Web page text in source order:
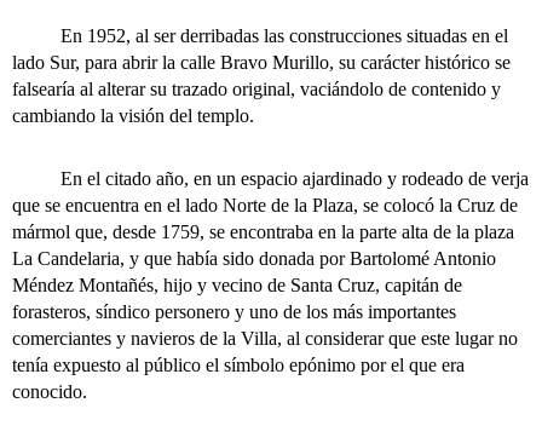
En 1952, al ser derribadas las construcciones situadas en el
lado Sur, para abrir la calle Bravo Murillo, su carácter histórico se
falsearía al alterar su trazado original, vaciándolo de contenido y
cambiando la visión del templo.
En el citado año, en un espacio ajardinado y rodeado de verja
que se encuentra en el lado Norte de la Plaza, se colocó la Cruz de
mármol que, desde 1759, se encontraba en la parte alta de la plaza
La Candelaria, y que había sido donada por Bartolomé Antonio
Méndez Montañés, hijo y vecino de Santa Cruz, capitán de
forasteros, síndico personero y uno de los más importantes
comerciantes y navieros de la Villa, al considerar que este lugar no
tenía expuesto al público el símbolo epónimo por el que era
conocido.